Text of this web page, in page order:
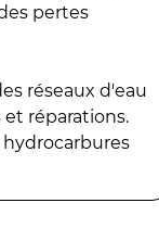
pertes
réseaux d'eau
réparations.